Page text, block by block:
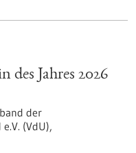
des Jahres 2026
der
(VdU),